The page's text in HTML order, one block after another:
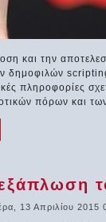
και την
δημοφιλών
πληροφορίες
πόρων και
13 Απριλίου 2015